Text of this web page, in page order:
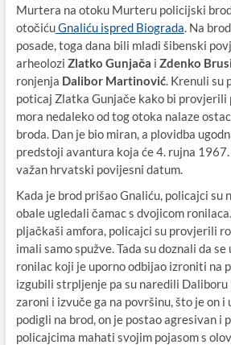
Murtera na otoku Murteru policijski
otočićuGnaliću ispred Biograda. Na
posade, toga dana bili mladi šibenski
arheolozi Zlatko Gunjača i Zdenko
ronjenja Dalibor Martinović. Krenuli su
poticaj Zlatka Gunjače kako bi provjerili
mora nedaleko od tog otoka nalaze
broda. Dan je bio miran, a plovidba
predstoji avantura koja će 4. rujna
važan hrvatski povijesni datum.
Kada je brod prišao Gnaliću, policajci su
obale ugledali čamac s dvojicom
pljačkaši amfora, policajci su provjerili
imali samo spužve. Tada su doznali da
ronilac koji je uporno odbijao izroniti na
izgubili strpljenje pa su naredili
zaroni i izvuče ga na površinu, što je on i
podigli na brod, on je postao agresivan i
policajcima mahati svojim pojasom s